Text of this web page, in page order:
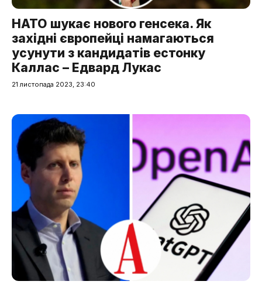
НАТО шукає нового генсека. Як
західні європейці намагаються
усунути з кандидатів естонку
Каллас – Едвард Лукас
21 листопада 2023, 23:40